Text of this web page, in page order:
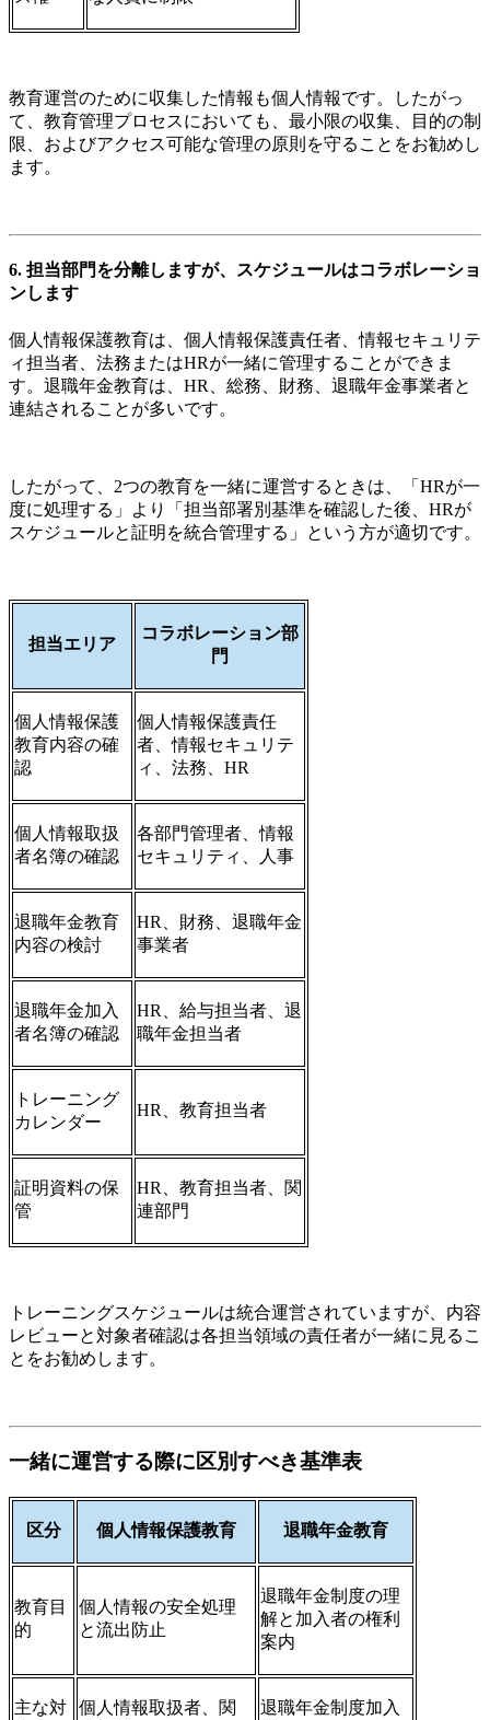
教育運営のために収集した情報も個人情報です。したがっ
て、教育管理プロセスにおいても、最小限の収集、目的の制
限、およびアクセス可能な管理の原則を守ることをお勧めし
ます。
6. 担当部門を分離しますが、スケジュールはコラボレーショ
ンします
個人情報保護教育は、個人情報保護責任者、情報セキュリテ
ィ担当者、法務またはHRが一緒に管理することができま
す。退職年金教育は、HR、総務、財務、退職年金事業者と
連結されることが多いです。
したがって、2つの教育を一緒に運営するときは、「HRが一
度に処理する」より「担当部署別基準を確認した後、HRが
スケジュールと証明を統合管理する」という方が適切です。
担当エリア
コラボレーション部
門
個人情報保護
教育内容の確
認
個人情報保護責任
者、情報セキュリテ
ィ、法務、HR
個人情報取扱
者名簿の確認
各部門管理者、情報
セキュリティ、人事
退職年金教育
内容の検討
HR、財務、退職年金
事業者
退職年金加入
者名簿の確認
HR、給与担当者、退
職年金担当者
トレーニング
カレンダー
HR、教育担当者
証明資料の保
管
HR、教育担当者、関
連部門
トレーニングスケジュールは統合運営されていますが、内容
レビューと対象者確認は各担当領域の責任者が一緒に見るこ
とをお勧めします。
一緒に運営する際に区別すべき基準表
区分 個人情報保護教育 退職年金教育
教育目
的
個人情報の安全処理
と流出防止
退職年金制度の理
解と加入者の権利
案内
主な対
個人情報取扱者、関
退職年金制度加入